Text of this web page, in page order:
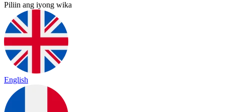
Piliin ang iyong wika
English